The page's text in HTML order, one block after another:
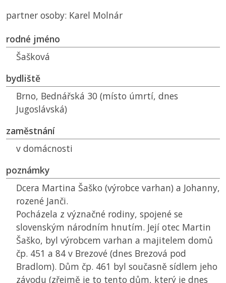
partner osoby: Karel Molnár
rodné jméno
Šašková
bydliště
Brno, Bednářská 30 (místo úmrtí, dnes
Jugoslávská)
zaměstnání
v domácnosti
poznámky
Dcera Martina Šaško (výrobce varhan) a Johanny,
rozené Janči.
Pocházela z význačné rodiny, spojené se
slovenským národním hnutím. Její otec Martin
Šaško, byl výrobcem varhan a majitelem domů
čp. 451 a 84 v Brezové (dnes Brezová pod
Bradlom). Dům čp. 461 byl současně sídlem jeho
závodu (zřejmě je to tento dům, který je dnes